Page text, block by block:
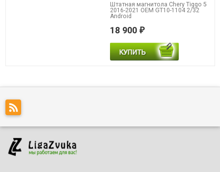
Штатная магнитола Chery Tiggo 5
2016-2021 OEM GT10-1104 2/32
Android
18 900 ₽